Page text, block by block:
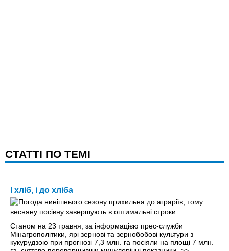
CТАТТІ ПО ТЕМІ
І хліб, і до хліба
Станом на 23 травня, за інформацією прес-служби
Мінагрополітики, ярі зернові та зернобобові культури з
кукурудзою при прогнозі 7,3 млн. га посіяли на площі 7 млн.